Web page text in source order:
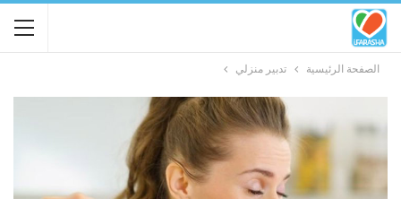
الصفحة الرئيسية تدبير منزلي